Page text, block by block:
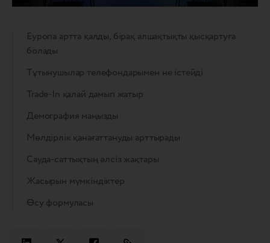
Еуропа артта қалды, бірақ алшақтықты қысқартуға
болады
Тұтынушылар телефондарымен не істейді
Trade-In қалай дамып жатыр
Демография маңызды
Мөлдірлік қанағаттануды арттырады
Сауда-саттықтың әлсіз жақтары
Жасырын мүмкіндіктер
Өсу формуласы